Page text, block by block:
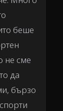
беше
не сме
да
бързо